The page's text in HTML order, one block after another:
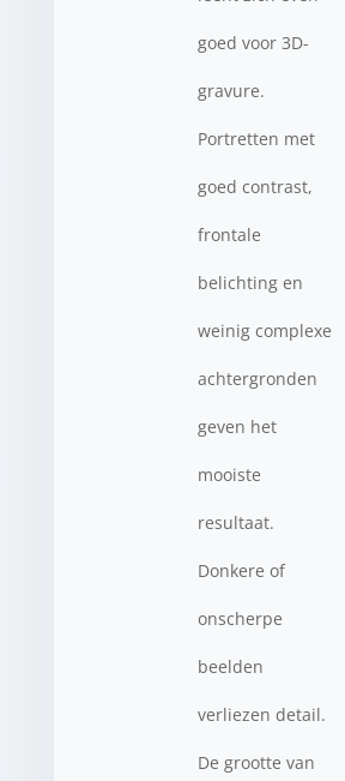
goed voor 3D-
gravure.
Portretten met
goed contrast,
frontale
belichting en
weinig complexe
achtergronden
geven het
mooiste
resultaat.
Donkere of
onscherpe
beelden
verliezen detail.
De grootte van